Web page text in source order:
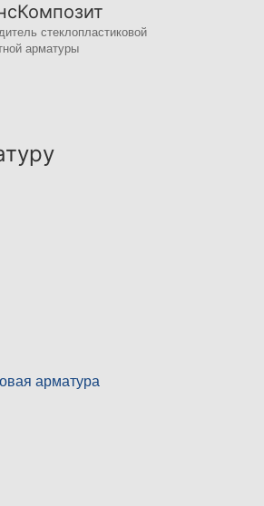
стеклопластиковой
арматуры
арматура